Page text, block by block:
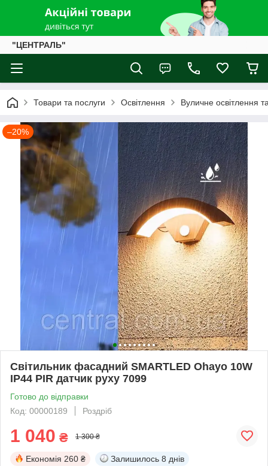
"ЦЕНТРАЛЬ"
Товари та послуги Освітлення Вуличне освітлення та
–20%
Світильник фасадний SMARTLED Ohayo 10W
IP44 PIR датчик руху 7099
Готово до відправки
Код: 00000189
Роздріб
1 040 ₴ 1 300 ₴
Економія 260 ₴ Залишилось 8 днів